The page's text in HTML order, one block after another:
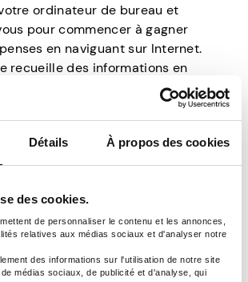
Détails À propos des cookies
des cookies.
de personnaliser le contenu et les annonces,
relatives aux médias sociaux et d'analyser notre
des informations sur l'utilisation de notre site
médias sociaux, de publicité et d'analyse, qui
ordinateur de bureau et
pour commencer à gagner
en naviguant sur Internet.
recueille des informations en
ce que vous naviguez, et vous
moins 50 $ par an. Il ne limite
à un seul appareil ; Vous
à la fois votre mobile et
de bureau pour augmenter
sont échangeables via
cartes-cadeaux dans divers
détail en ligne.